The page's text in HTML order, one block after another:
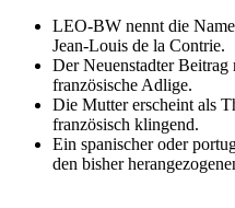
LEO-BW nennt die
Jean-Louis de la Contrie.
Der Neuenstadter Beitrag
französische Adlige.
Die Mutter erscheint als
französisch klingend.
Ein spanischer oder
den bisher